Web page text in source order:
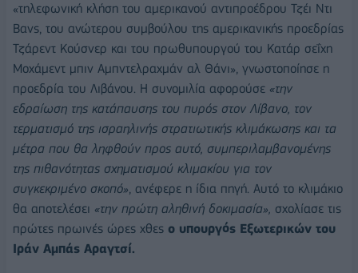
«τηλεφωνική κλήση του αμερικανού αντιπροέδρου Τζέι Ντι
Βανς, του ανώτερου συμβούλου της αμερικανικής προεδρίας
Τζάρεντ Κούσνερ και του πρωθυπουργού του Κατάρ σεΐχη
Μοχάμεντ μπιν Αμπντελραχμάν αλ Θάνι», γνωστοποίησε η
προεδρία του Λιβάνου. Η συνομιλία αφορούσε «την
εδραίωση της κατάπαυσης του πυρός στον Λίβανο, τον
τερματισμό της ισραηλινής στρατιωτικής κλιμάκωσης και τα
μέτρα που θα ληφθούν προς αυτό, συμπεριλαμβανομένης
της πιθανότητας σχηματισμού κλιμακίου για τον
συγκεκριμένο σκοπό», ανέφερε η ίδια πηγή. Αυτό το κλιμάκιο
θα αποτελέσει «την πρώτη αληθινή δοκιμασία», σχολίασε τις
πρώτες πρωινές ώρες χθες ο υπουργός Εξωτερικών του
Ιράν Αμπάς Αραγτσί.